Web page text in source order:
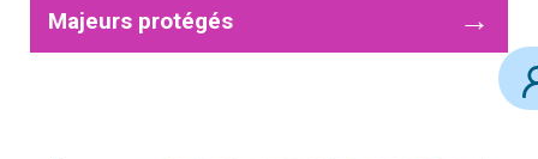
Majeurs protégés →